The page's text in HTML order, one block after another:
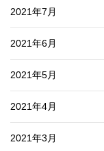
2021年7月
2021年6月
2021年5月
2021年4月
2021年3月